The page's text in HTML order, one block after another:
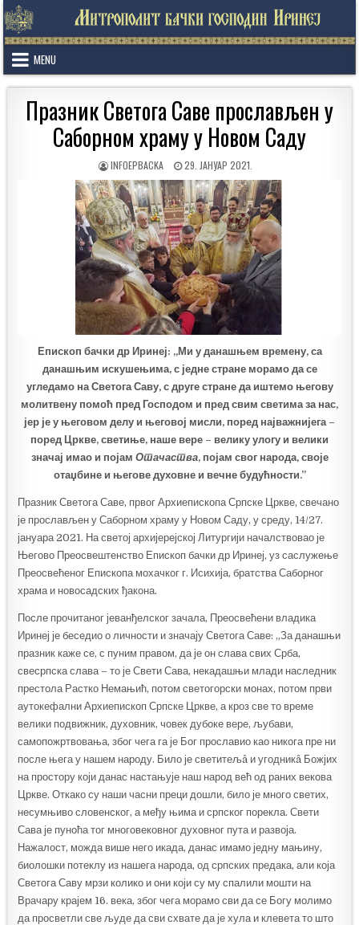
Skip
to
content
MENU
Празник Светога Саве прослављен у
Саборном храму у Новом Саду
AUTHOR:
INFOEPBACKA
PUBLISHED
DATE:
29. ЈАНУАР 2021.
Епископ бачки др Иринеј: „Ми у данашњем времену, са
данашњим искушењима, с једне стране морамо да се
угледамо на Светога Саву, с друге стране да иштемо његову
молитвену помоћ пред Господом и пред свим светима за нас,
јер је у његовом делу и његовој мисли, поред најважнијега –
поред Цркве, светиње, наше вере – велику улогу и велики
значај имао и појам Отачаства, појам свог народа, своје
отаџбине и његове духовне и вечне будућности.”
Празник Светога Саве, првог Архиепископа Српске Цркве, свечано
је прослављен у Саборном храму у Новом Саду, у среду, 14/27.
јануара 2021. На светој архијерејској Литургији началствовао је
Његово Преосвештенство Епископ бачки др Иринеј, уз саслужење
Преосвећеног Епископа мохачког г. Исихија, братства Саборног
храма и новосадских ђакона.
После прочитаног јеванђелског зачала, Преосвећени владика
Иринеј је беседио о личности и значају Светога Саве: „За данашњи
празник каже се, с пуним правом, да је он слава свих Срба,
свесрпска слава – то је Свети Сава, некадашњи млади наследник
престола Растко Немањић, потом светогорски монах, потом први
аутокефални Архиепископ Српске Цркве, а кроз све то време
велики подвижник, духовник, човек дубоке вере, љубави,
самопожртвовања, због чега га је Бог прославио као никога пре ни
после њега у нашем народу. Било је светитељâ и угодникâ Божјих
на простору који данас настањује наш народ већ од раних векова
Цркве. Откако су наши часни преци дошли, било је много светих,
несумњиво словенског, а међу њима и српског порекла. Свети
Сава је пуноћа тог многовековног духовног пута и развоја.
Нажалост, можда више него икада, данас имамо једну мањину,
биолошки потеклу из нашега народа, од српских предака, али која
Светога Саву мрзи колико и они који су му спалили мошти на
Врачару крајем 16. века, због чега морамо сви да се Богу молимо
да просветли све људе да сви схвате да је хула и клевета то што